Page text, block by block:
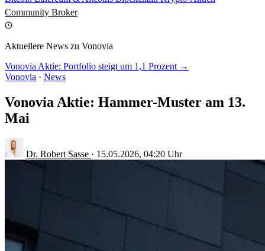
Community Broker
Aktuellere News zu Vonovia
Vonovia Aktie: Portfolio steigt um 1,1 Prozent →
Vonovia · News
Vonovia Aktie: Hammer-Muster am 13.
Mai
Dr. Robert Sasse · 15.05.2026, 04:20 Uhr